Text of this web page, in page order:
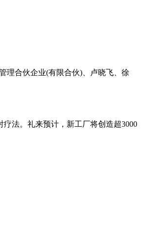
理合伙企业(有限合伙)、卢晓飞、徐
法。礼来预计，新工厂将创造超3000